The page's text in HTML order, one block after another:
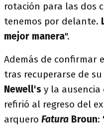
rotación para las dos
tenemos por delante.
mejor manera".
Además de confirmar
tras recuperarse de
Newell's y la ausencia
refirió al regreso del
arquero Fatura Broun: